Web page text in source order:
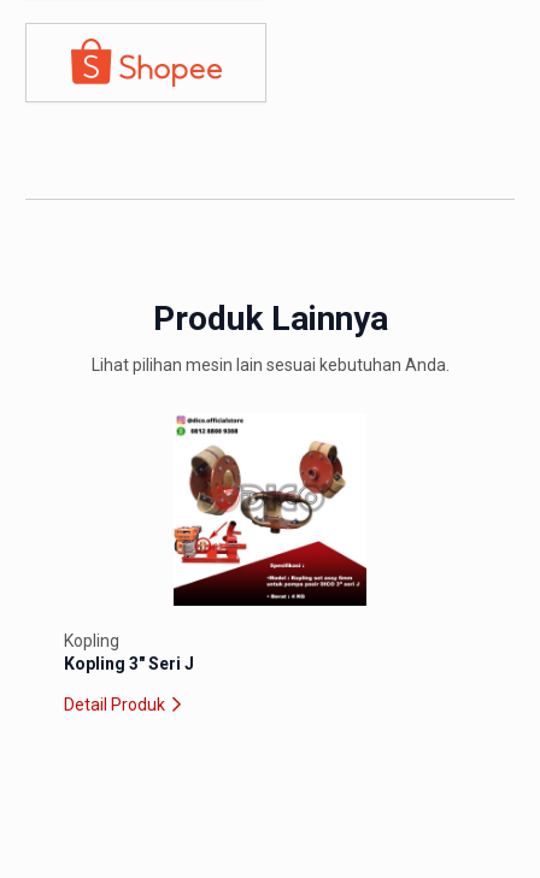
Produk Lainnya
Lihat pilihan mesin lain sesuai kebutuhan Anda.
Kopling
Kopling 3″ Seri J
Detail Produk